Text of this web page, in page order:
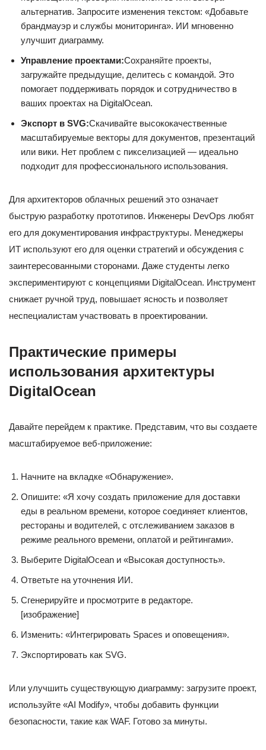
альтернатив. Запросите изменения текстом: «Добавьте
брандмауэр и службы мониторинга». ИИ мгновенно
улучшит диаграмму.
Управление проектами:Сохраняйте проекты,
загружайте предыдущие, делитесь с командой. Это
помогает поддерживать порядок и сотрудничество в
ваших проектах на DigitalOcean.
Экспорт в SVG:Скачивайте высококачественные
масштабируемые векторы для документов, презентаций
или вики. Нет проблем с пикселизацией — идеально
подходит для профессионального использования.
Для архитекторов облачных решений это означает
быструю разработку прототипов. Инженеры DevOps любят
его для документирования инфраструктуры. Менеджеры
ИТ используют его для оценки стратегий и обсуждения с
заинтересованными сторонами. Даже студенты легко
экспериментируют с концепциями DigitalOcean. Инструмент
снижает ручной труд, повышает ясность и позволяет
неспециалистам участвовать в проектировании.
Практические примеры
использования архитектуры
DigitalOcean
Давайте перейдем к практике. Представим, что вы создаете
масштабируемое веб-приложение:
Начните на вкладке «Обнаружение».
Опишите: «Я хочу создать приложение для доставки
еды в реальном времени, которое соединяет клиентов,
рестораны и водителей, с отслеживанием заказов в
режиме реального времени, оплатой и рейтингами».
Выберите DigitalOcean и «Высокая доступность».
Ответьте на уточнения ИИ.
Сгенерируйте и просмотрите в редакторе.
[изображение]
Изменить: «Интегрировать Spaces и оповещения».
Экспортировать как SVG.
Или улучшить существующую диаграмму: загрузите проект,
используйте «AI Modify», чтобы добавить функции
безопасности, такие как WAF. Готово за минуты.